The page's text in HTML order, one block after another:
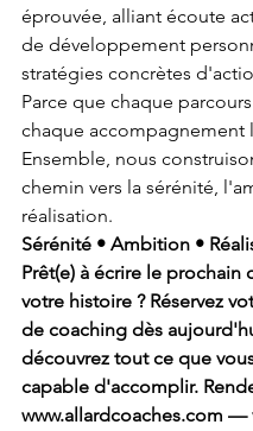
éprouvée, alliant écoute
de développement
stratégies concrètes
Parce que chaque
chaque accompagnement
Ensemble, nous
chemin vers la sérénité,
réalisation.
Sérénité • Ambition •
Prêt(e) à écrire le prochain
votre histoire ? Réservez
de coaching dès
découvrez tout ce que
capable d'accomplir.
www.allardcoaches.com —